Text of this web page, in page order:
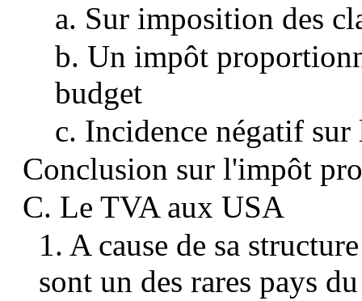
a. Sur imposition des
b. Un impôt
budget
c. Incidence négatif sur
Conclusion sur l'impôt
C. Le TVA aux USA
1. A cause de sa
sont un des rares pays